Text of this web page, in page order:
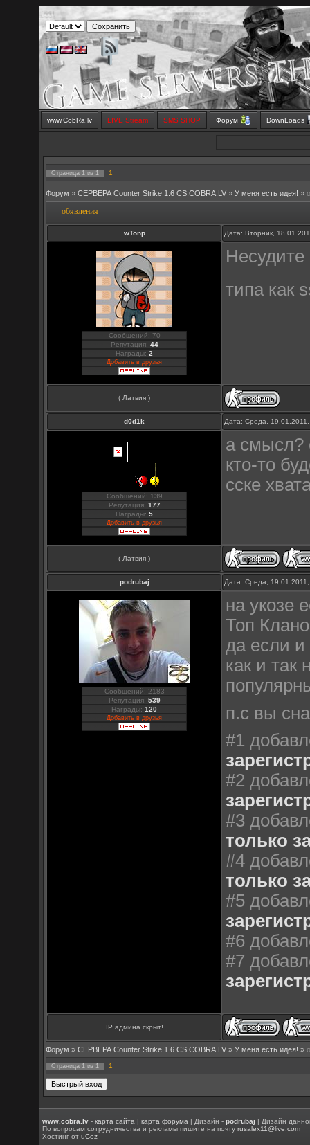
www.CobRa.lv LIVE Stream SMS SHOP Форум DownLoads
Страница 1 из 1 1
Форум » СЕРВЕРА Counter Strike 1.6 CS.COBRA.LV » У меня есть идея! »
обявления
wTonp Дата: Вторник,
Сообщений: 70
Репутация: 44
Награды:2
Добавить в друзья
Несудите
типа как
( Латвия )
d0d1k Дата: Среда,
Сообщений: 139
Репутация: 177
Награды:5
Добавить в друзья
а смысл?
кто-то
сске
( Латвия )
podrubaj Дата: Среда,
Сообщений: 2183
Репутация: 539
Награды:120
Добавить в друзья
на укозе
Топ
да если и
как и так
п.с вы
#1
#2
#3
только
#4
только
#5
#6
#7
IP админа скрыт!
Форум » СЕРВЕРА Counter Strike 1.6 CS.COBRA.LV » У меня есть идея! »
Страница 1 из 1 1
www.cobra.lv -карта сайта |карта форума | Дизайн -podrubaj | Дизайн
По вопросам сотрудничества и рекламы пишите на почтуrusalex11@live.com
Хостинг отuCoz